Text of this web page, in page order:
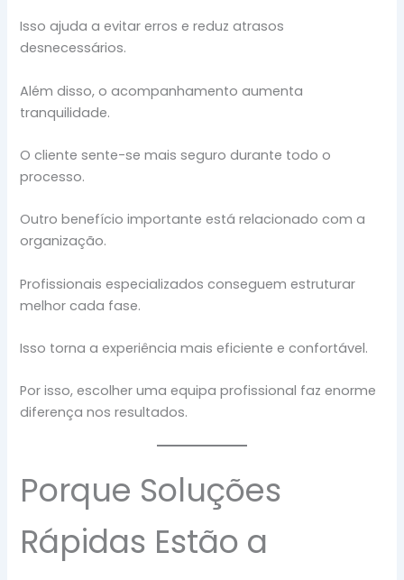
Isso ajuda a evitar erros e reduz atrasos
desnecessários.
Além disso, o acompanhamento aumenta
tranquilidade.
O cliente sente-se mais seguro durante todo o
processo.
Outro benefício importante está relacionado com a
organização.
Profissionais especializados conseguem estruturar
melhor cada fase.
Isso torna a experiência mais eficiente e confortável.
Por isso, escolher uma equipa profissional faz enorme
diferença nos resultados.
Porque Soluções
Rápidas Estão a